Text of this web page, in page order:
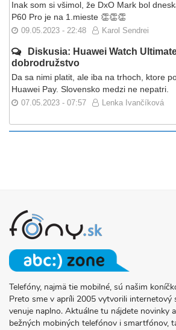
Inak som si všimol, že DxO Mark bol
P60 Pro je na 1.mieste 👏👏👏
09.05.2023 - 22:48 Karol Sendrei
Diskusia: Huawei Watch
dobrodružstvo
Da sa nimi platit, ale iba na trhoch, ktore
Huawei Pay. Slovensko medzi ne nepatri.
07.05.2023 - 07:57 Lenka Ivančíková
O
PROJEKTE
FONY.SK
Telefóny, najmä tie mobilné, sú našim
Preto sme v apríli 2005 vytvorili internetový
venuje naplno. Aktuálne tu nájdete novinky
bežných mobiných telefónov i smartfónov,